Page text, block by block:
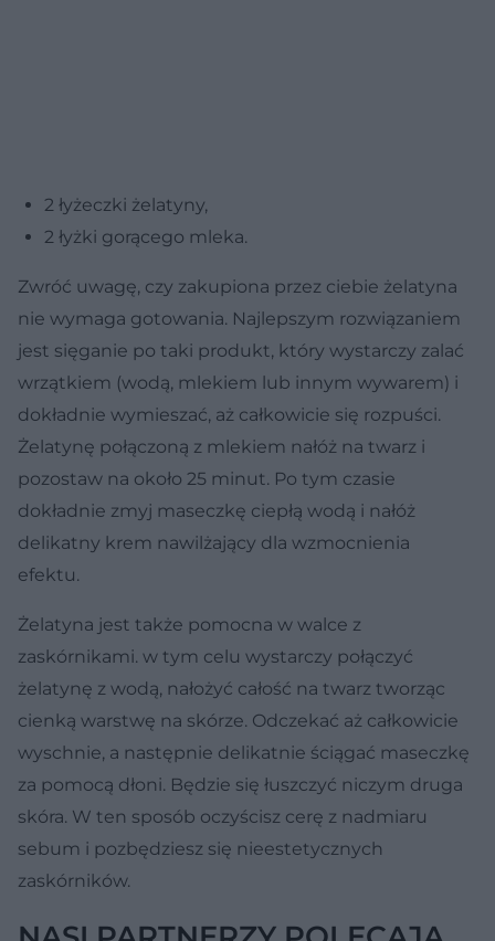
2 łyżeczki żelatyny,
2 łyżki gorącego mleka.
Zwróć uwagę, czy zakupiona przez ciebie żelatyna
nie wymaga gotowania. Najlepszym rozwiązaniem
jest sięganie po taki produkt, który wystarczy zalać
wrzątkiem (wodą, mlekiem lub innym wywarem) i
dokładnie wymieszać, aż całkowicie się rozpuści.
Żelatynę połączoną z mlekiem nałóż na twarz i
pozostaw na około 25 minut. Po tym czasie
dokładnie zmyj maseczkę ciepłą wodą i nałóż
delikatny krem nawilżający dla wzmocnienia
efektu.
Żelatyna jest także pomocna w walce z
zaskórnikami. w tym celu wystarczy połączyć
żelatynę z wodą, nałożyć całość na twarz tworząc
cienką warstwę na skórze. Odczekać aż całkowicie
wyschnie, a następnie delikatnie ściągać maseczkę
za pomocą dłoni. Będzie się łuszczyć niczym druga
skóra. W ten sposób oczyścisz cerę z nadmiaru
sebum i pozbędziesz się nieestetycznych
zaskórników.